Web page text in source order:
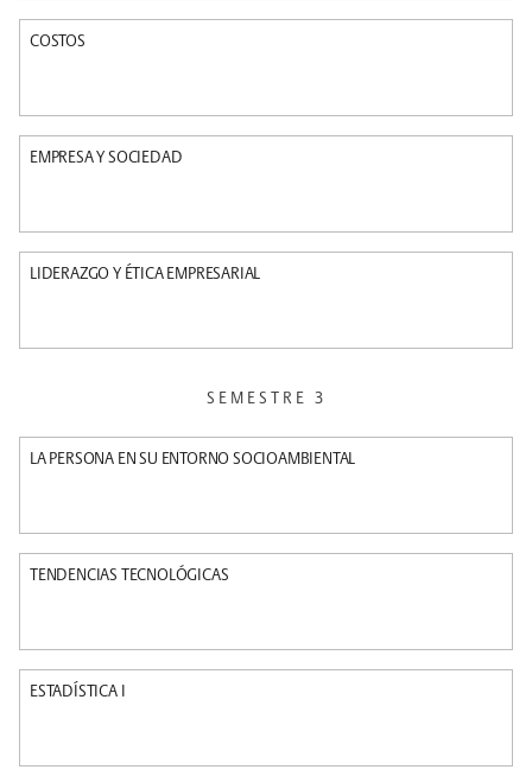
COSTOS
EMPRESA Y SOCIEDAD
LIDERAZGO Y ÉTICA EMPRESARIAL
SEMESTRE 3
LA PERSONA EN SU ENTORNO SOCIOAMBIENTAL
TENDENCIAS TECNOLÓGICAS
ESTADÍSTICA I